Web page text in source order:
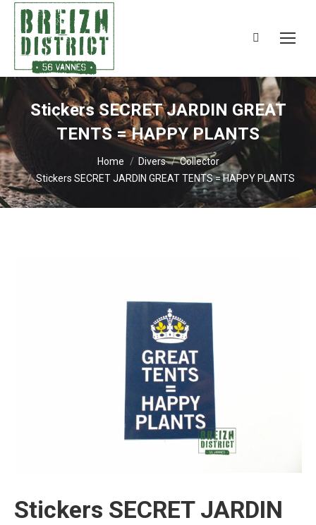
Search:
Stickers SECRET JARDIN GREAT
TENTS = HAPPY PLANTS
You are here: Home Divers
Collector
Stickers SECRET JARDIN GREAT TENTS = HAPPY PLANTS
Stickers SECRET JARDIN